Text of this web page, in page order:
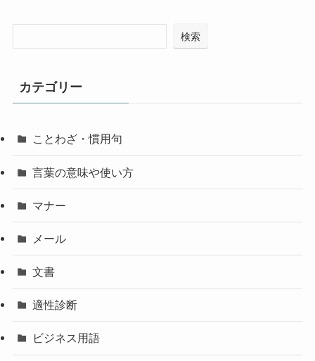
検索
カテゴリー
ことわざ・慣用句
言葉の意味や使い方
マナー
メール
文書
適性診断
ビジネス用語